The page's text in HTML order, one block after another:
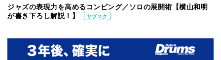
ジャズの表現力を高めるコンピング／ソロの展開術【横山和明
が書き下ろし解説！】
サブスク